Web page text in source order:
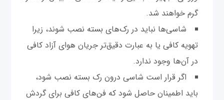
گرم خواهند شد.
شاسی‌ها نباید در رک‌های بسته نصب شوند، زیرا
تهویه کافی یا به عبارت دقیق‌تر جریان هوای آزاد کافی
در آن‌ها وجود ندارد.
اگر قرار است شاسی درون رک بسته نصب شود،
باید اطمینان حاصل شود که فن‌های کافی برای گردش